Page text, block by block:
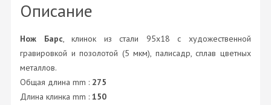
Описание
Нож Барс, клинок из стали 95х18 с художественной
гравировкой и позолотой (5 мкм), палисадр, сплав цветных
металлов.
Общая длина mm : 275
Длина клинка mm : 150